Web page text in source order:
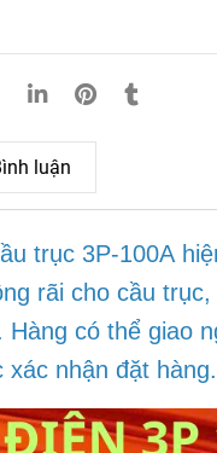
luận
trục 3P-100A
rãi cho cầu trục,
Hàng có thể giao
xác nhận đặt hàng.